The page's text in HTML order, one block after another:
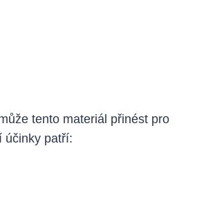
tento materiál přinést pro
účinky patří: